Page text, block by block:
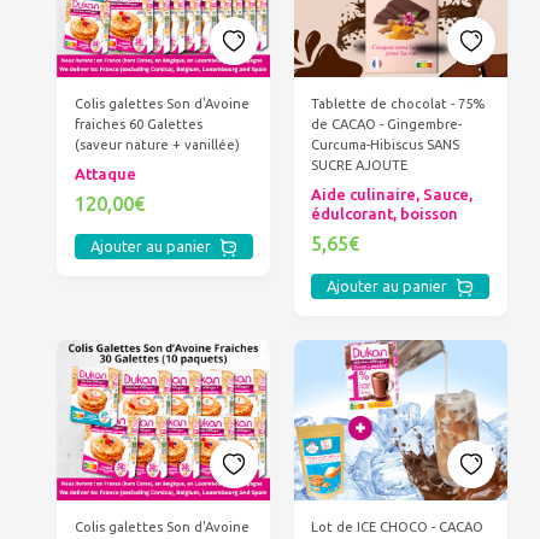
Colis galettes Son d'Avoine
fraiches 60 Galettes
(saveur nature + vanillée)
Attaque
120,00€
Ajouter au panier
Tablette de chocolat - 75%
de CACAO - Gingembre-
Curcuma-Hibiscus SANS
SUCRE AJOUTE
Aide culinaire, Sauce,
édulcorant, boisson
5,65€
Ajouter au panier
Colis galettes Son d'Avoine
Lot de ICE CHOCO - CACAO